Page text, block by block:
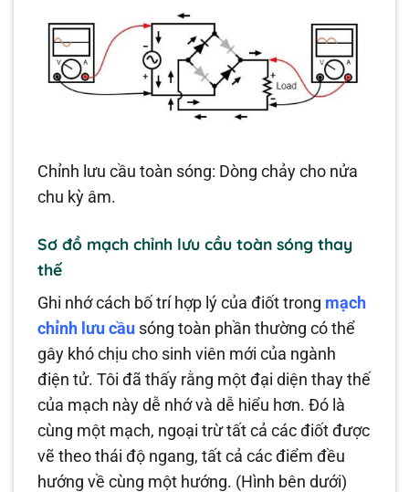
Chỉnh lưu cầu toàn sóng: Dòng chảy cho nửa
chu kỳ âm.
Sơ đồ mạch chỉnh lưu cầu toàn sóng thay
thế
Ghi nhớ cách bố trí hợp lý của điốt trong mạch
chỉnh lưu cầu sóng toàn phần thường có thể
gây khó chịu cho sinh viên mới của ngành
điện tử. Tôi đã thấy rằng một đại diện thay thế
của mạch này dễ nhớ và dễ hiểu hơn. Đó là
cùng một mạch, ngoại trừ tất cả các điốt được
vẽ theo thái độ ngang, tất cả các điểm đều
hướng về cùng một hướng. (Hình bên dưới)